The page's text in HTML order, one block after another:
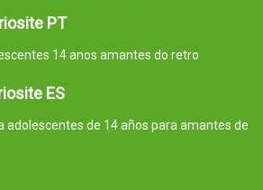
PT
14 anos amantes do retro
ES
adolescentes de 14 años para amantes de